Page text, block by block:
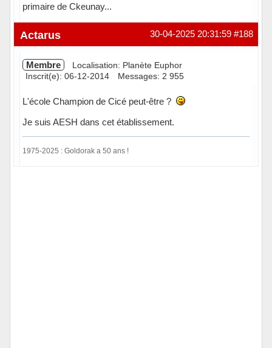
primaire de Ckeunay...
Hors ligne #188
30-04-2025 20:31:59
Actarus
Membre
Localisation: Planète Euphor
Inscrit(e): 06-12-2014
Messages: 2 955
L'école Champion de Cicé peut-être ?
Je suis AESH dans cet établissement.
1975-2025 : Goldorak a 50 ans !